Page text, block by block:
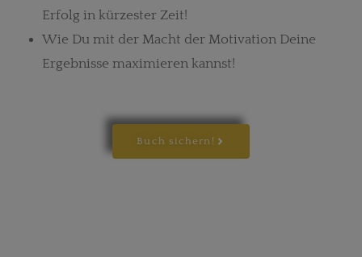
Erfolg in kürzester Zeit!
Wie Du mit der Macht der Motivation Deine
Ergebnisse maximieren kannst!
Buch sichern!